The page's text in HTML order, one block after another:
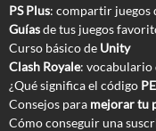
PS Plus: compartir juegos
Guíasde tus juegos
Curso básico de Unity
Clash Royale: vocabulario
¿Qué significa el código
Consejos para mejorar tu
Cómo conseguir una